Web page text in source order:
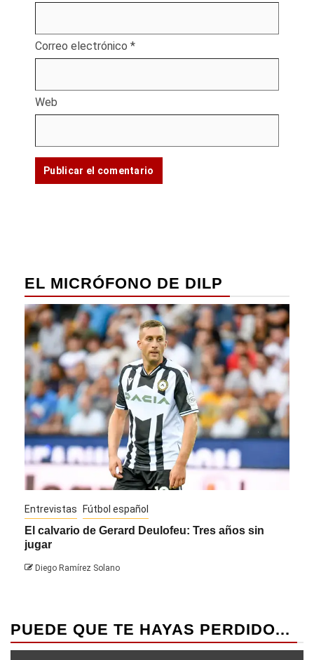
Correo electrónico *
Web
EL MICRÓFONO DE DILP
Entrevistas Fútbol español
El calvario de Gerard Deulofeu: Tres años sin
jugar
Diego Ramírez Solano
PUEDE QUE TE HAYAS PERDIDO...